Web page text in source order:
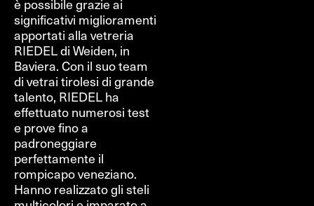
è possibile grazie ai
significativi miglioramenti
apportati alla vetreria
RIEDEL di Weiden, in
Baviera. Con il suo team
di vetrai tirolesi di grande
talento, RIEDEL ha
effettuato numerosi test
e prove fino a
padroneggiare
perfettamente il
rompicapo veneziano.
Hanno realizzato gli steli